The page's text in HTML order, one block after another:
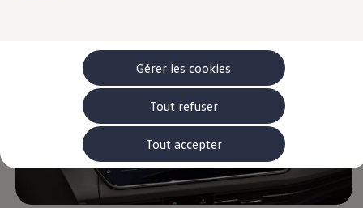
Tout accepter
Tout refuser
Gérer les cookies
Brochure promotionelle
Véhicules en stock
Véhicules d'occasions
-> Volkswagen Financial Services (Leasing)
Listes de prix
Rouler en électrique
Nos véhicules hybrides
Recharge & autonomie
Comment payer ?
Où recharger ?
Comment recharger ?